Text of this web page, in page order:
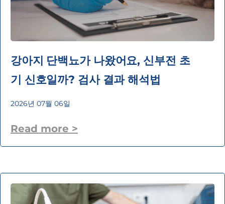
강아지 단백뇨가 나왔어요, 신부전 초
기 신호일까? 검사 결과 해석법
2026년 07월 06일
Read more >